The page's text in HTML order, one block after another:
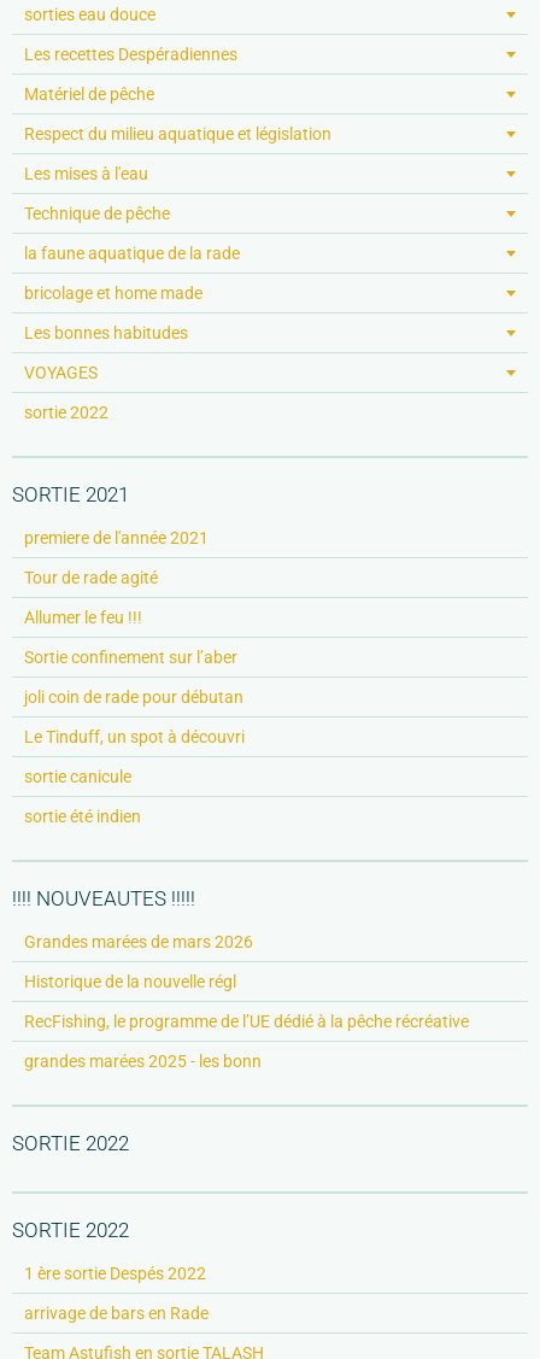
sorties eau douce
Les recettes Despéradiennes
Matériel de pêche
Respect du milieu aquatique et législation
Les mises à l'eau
Technique de pêche
la faune aquatique de la rade
bricolage et home made
Les bonnes habitudes
VOYAGES
sortie 2022
SORTIE 2021
premiere de l'année 2021
Tour de rade agité
Allumer le feu !!!
Sortie confinement sur l’aber
joli coin de rade pour débutan
Le Tinduff, un spot à découvri
sortie canicule
sortie été indien
!!!! NOUVEAUTES !!!!!
Grandes marées de mars 2026
Historique de la nouvelle régl
RecFishing, le programme de l’UE dédié à la pêche récréative
grandes marées 2025 - les bonn
SORTIE 2022
SORTIE 2022
1 ère sortie Despés 2022
arrivage de bars en Rade
Team Astufish en sortie TALASH